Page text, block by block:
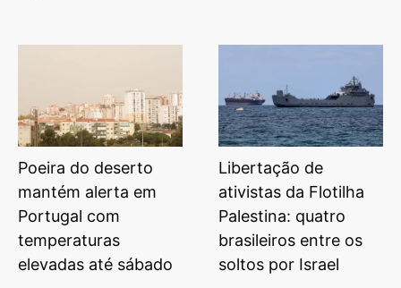
Poeira do deserto
mantém alerta em
Portugal com
temperaturas
elevadas até sábado
Libertação de
ativistas da Flotilha
Palestina: quatro
brasileiros entre os
soltos por Israel